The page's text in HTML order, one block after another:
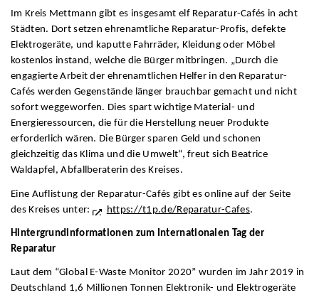
Im Kreis Mettmann gibt es insgesamt elf Reparatur-Cafés in acht
Städten. Dort setzen ehrenamtliche Reparatur-Profis, defekte
Elektrogeräte, und kaputte Fahrräder, Kleidung oder Möbel
kostenlos instand, welche die Bürger mitbringen. „Durch die
engagierte Arbeit der ehrenamtlichen Helfer in den Reparatur-
Cafés werden Gegenstände länger brauchbar gemacht und nicht
sofort weggeworfen. Dies spart wichtige Material- und
Energieressourcen, die für die Herstellung neuer Produkte
erforderlich wären. Die Bürger sparen Geld und schonen
gleichzeitig das Klima und die Umwelt“, freut sich Beatrice
Waldapfel, Abfallberaterin des Kreises.
Eine Auflistung der Reparatur-Cafés gibt es online auf der Seite
des Kreises unter:
https://t1p.de/Reparatur-Cafes.
Hintergrundinformationen zum Internationalen Tag der
Reparatur
Laut dem “Global E-Waste Monitor 2020” wurden im Jahr 2019 in
Deutschland 1,6 Millionen Tonnen Elektronik- und Elektrogeräte